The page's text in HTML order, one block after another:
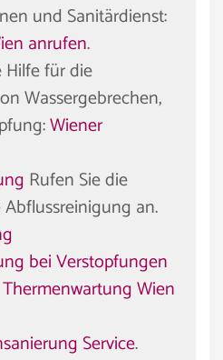
und Sanitärdienst:
anrufen.
Hilfe für die
Wassergebrechen,
Wiener
Rufen Sie die
an.
bei Verstopfungen
Thermenwartung Wien
Service.